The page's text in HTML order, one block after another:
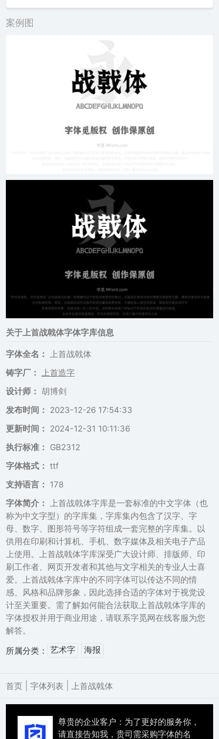
案例图
关于上首战戟体字体字库信息
字体全名： 上首战戟体
铸字厂： 上首造字
设计师： 胡博剑
发布时间：
2023-12-26 17:54:33
更新时间：
2024-12-31 10:11:36
执行标准：
GB2312
字体格式： ttf
支持语言：
178
字体简介：
上首战戟体字库是一套标准的中文字体（也
称为中文字型）的字库集，字库集内包含了汉字、字
母、数字、图形符号等字符组成一套完整的字库集。以
供用在印刷和计算机、手机、数字媒体及相关电子产品
上使用。上首战戟体字库深受广大设计师、排版师、印
刷工作者、网页开发者和其他与文字相关的专业人士喜
爱。上首战戟体字库中的不同字体可以传达不同的情
感、风格和品牌形象，因此选择合适的字体对于视觉设
计至关重要。需了解如何能合法获取上首战戟体字库的
字体授权并用于商业用途，请联系字觅网在线客服为您
解答。
所属分类： 艺术字 海报
首页 字体列表 上首战戟体
尊贵的企业客户：为了更好的服务你，
请直接告知我，贵司需采购字体的名